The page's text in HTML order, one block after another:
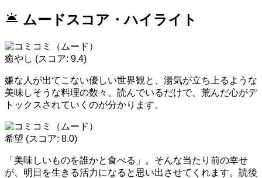
wb_twilight ムードスコア・ハイライト
癒やし (スコア: 9.4)
嫌な人が出てこない優しい世界観と、湯気が立ち上るような
美味しそうな料理の数々。読んでいるだけで、荒んだ心がデ
トックスされていくのが分かります。
希望 (スコア: 8.0)
「美味しいものを誰かと食べる」。そんな当たり前の幸せ
が、明日を生きる活力になると思い出させてくれます。読後